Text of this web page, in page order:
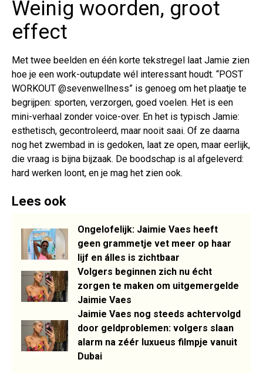
Weinig woorden, groot
effect
Met twee beelden en één korte tekstregel laat Jamie zien
hoe je een work-outupdate wél interessant houdt. “POST
WORKOUT @sevenwellness” is genoeg om het plaatje te
begrijpen: sporten, verzorgen, goed voelen. Het is een
mini-verhaal zonder voice-over. En het is typisch Jamie:
esthetisch, gecontroleerd, maar nooit saai. Of ze daarna
nog het zwembad in is gedoken, laat ze open, maar eerlijk,
die vraag is bijna bijzaak. De boodschap is al afgeleverd:
hard werken loont, en je mag het zien ook.
Lees ook
Ongelofelijk: Jaimie Vaes heeft
geen grammetje vet meer op haar
lijf en álles is zichtbaar
Volgers beginnen zich nu écht
zorgen te maken om uitgemergelde
Jaimie Vaes
Jaimie Vaes nog steeds achtervolgd
door geldproblemen: volgers slaan
alarm na zéér luxueus filmpje vanuit
Dubai